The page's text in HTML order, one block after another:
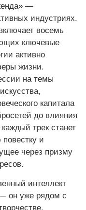
—
индустриях.
восемь
ключевые
активно
жизни.
на темы
капитала
до влияния
трек станет
и
через призму
интеллект
он уже рядом с